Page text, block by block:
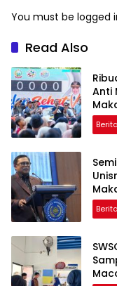
You must be logged
Read Also
Anti
Berita
Berita